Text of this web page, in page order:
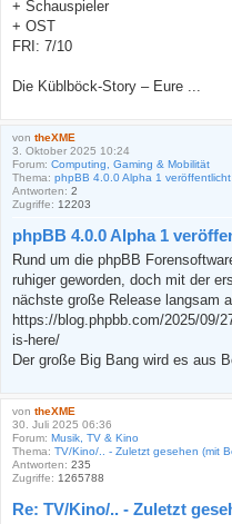
+ Schauspieler
+ OST
FRI: 7/10
Die Küblböck-Story – Eure ...
von theXME
3. Oktober 2025 10:24
Forum: Computing, Gaming & Mobilität
Thema: phpBB 4.0.0 Alpha 1 veröffentlicht
Antworten: 2
Zugriffe: 12203
phpBB 4.0.0 Alpha 1
Rund um die phpBB
ruhiger geworden, doch mit der
nächste große Release langsam
https://blog.phpbb.com/2025/09/
is-here/
Der große Big Bang wird es aus
von theXME
30. Juli 2025 06:36
Forum: Musik, TV & Kino
Thema: TV/Kino/.. - Zuletzt gesehen (mit
Antworten: 235
Zugriffe: 1265788
Re: TV/Kino/.. - Zuletzt